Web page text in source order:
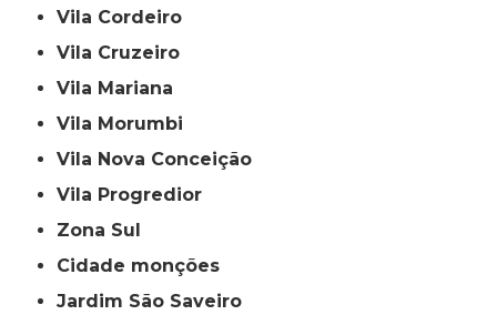
Vila Cordeiro
Vila Cruzeiro
Vila Mariana
Vila Morumbi
Vila Nova Conceição
Vila Progredior
Zona Sul
cidade monções
jardim São Saveiro